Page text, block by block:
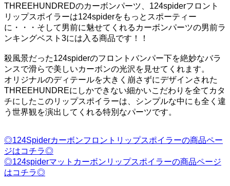
THREEHUNDREDのカーボンパーツ、124spiderフロント
リップスポイラーは124spiderをもっとスポーティー
に・・・そして男前に魅せてくれるカーボンパーツの男前ラ
ンキングベスト3には入る商品です！！
殺風景だった124spiderのフロントバンパー下を絶妙なバラ
ンスで滑らで美しいカーボンの光沢を見せてくれます。
オリジナルのディテールを大きく崩さずにデザインされた
THREEHUNDREにしかできない細かいこだわりを全てカタ
チにしたこのリップスポイラーは、シンプルな中にも全く違
う世界観を演出してくれる特別なパーツです。
◎124Spiderカーボンフロントリップスポイラーの商品ペー
ジはコチラ◎
◎124spiderマットカーボンリップスポイラーの商品ページ
はコチラ◎